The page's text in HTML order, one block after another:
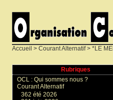
Accueil > Courant Alternatif> *LE
Rubriques
OCL : Qui sommes nous ?
Courant Alternatif
362 été 2026